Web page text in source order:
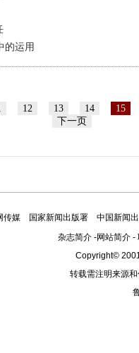
的运用
12 13 14
15
下一页
传媒 国家新闻出版署
中国新闻
杂志简介-网站简介-
Copyright©
转载需注明来源